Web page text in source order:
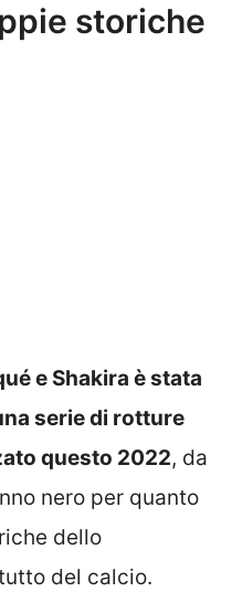
storiche
e Shakira è stata
serie di rotture
questo 2022, da
nero per quanto
dello
del calcio.